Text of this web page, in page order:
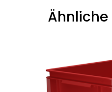
Ähnliche